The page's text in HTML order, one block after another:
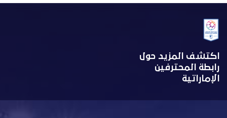
اكتشف المزيد حول
رابطة المحترفين
الإماراتية